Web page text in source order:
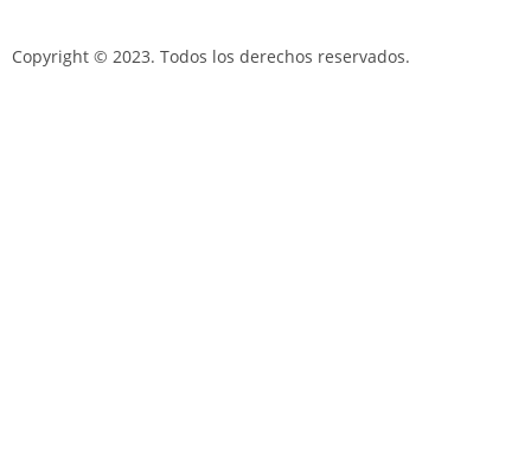
Copyright © 2023. Todos los derechos reservados.